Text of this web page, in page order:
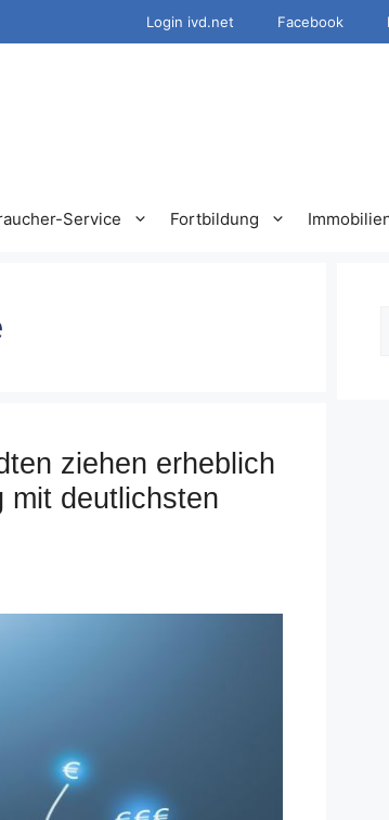
Login ivd.net Facebook
Service Fortbildung
ziehen erheblich
mit deutlichsten